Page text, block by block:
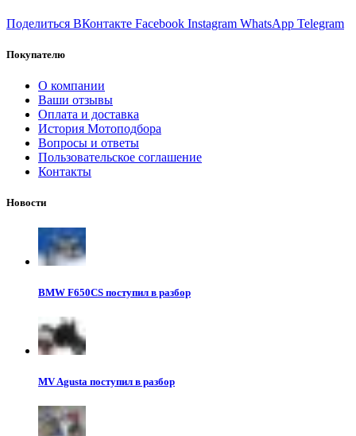
Поделиться ВКонтакте Facebook Instagram WhatsApp Telegram
Покупателю
О компании
Ваши отзывы
Оплата и доставка
История Мотоподбора
Вопросы и ответы
Пользовательское соглашение
Контакты
Новости
BMW F650CS поступил в разбор
MV Agusta поступил в разбор